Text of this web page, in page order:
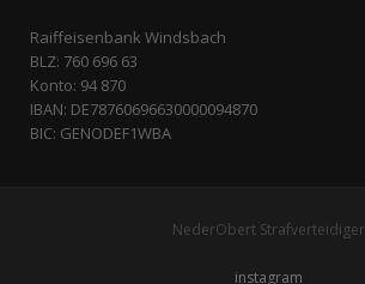
Raiffeisenbank Windsbach
BLZ: 760 696 63
Konto: 94 870
IBAN: DE78760696630000094870
BIC: GENODEF1WBA
NederObert Strafverteidiger
instagram